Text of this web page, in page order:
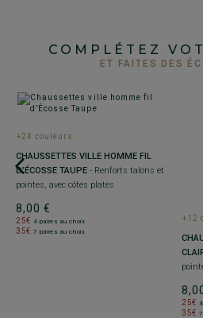
COMPLÉTEZ
ET FAITES DES
+24 couleurs
CHAUSSETTES VILLE HOMME FIL
D’ÉCOSSE TAUPE - Renforts talons et
pointes, avec côtes plates
8,00 €
25€ 4 paires au choix
35€ 7 paires au choix
+12
25€
35€